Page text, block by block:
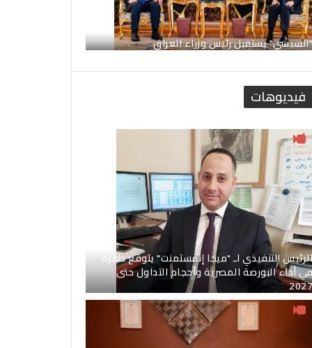
"السيسي" يستقبل رئيس وزراء العراق
فيديوهات
الرئيس التنفيذي لـ "ميجا إنفستمنت" يتوقع طفرة
في أداء البورصة المصرية وأحجام التداول حتى
2027